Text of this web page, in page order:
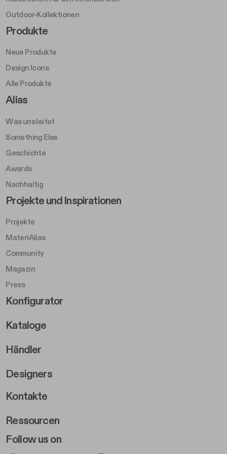
Outdoor-Kollektionen
Footer Right Middle A
Produkte
Neue Produkte
Design Icons
Alle Produkte
Footer Right A
Alias
Was uns leitet
Something Else
Geschichte
Awards
Nachhaltig
Follow us on
Footer Left Middle B
Projekte und Inspirationen
Projekte
MateriAlias
Community
Magazin
Press
Footer Right Middle B
Konfigurator
Kataloge
Händler
Designers
Footer Right 2
Kontakte
Ressourcen